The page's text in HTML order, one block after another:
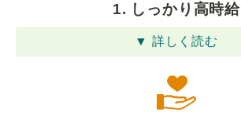
1. しっかり高時給
▼ 詳しく読む